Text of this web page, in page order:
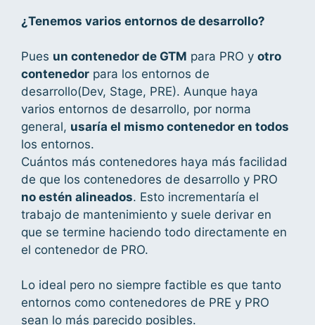
¿Tenemos varios entornos de desarrollo?
Pues un contenedor de GTM para PRO y otro
contenedor para los entornos de
desarrollo(Dev, Stage, PRE). Aunque haya
varios entornos de desarrollo, por norma
general, usaría el mismo contenedor en todos
los entornos.
Cuántos más contenedores haya más facilidad
de que los contenedores de desarrollo y PRO
no estén alineados. Esto incrementaría el
trabajo de mantenimiento y suele derivar en
que se termine haciendo todo directamente en
el contenedor de PRO.
Lo ideal pero no siempre factible es que tanto
entornos como contenedores de PRE y PRO
sean lo más parecido posibles.